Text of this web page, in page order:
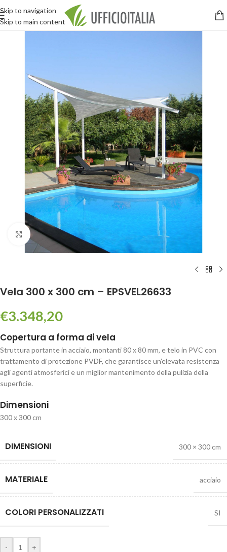
Skip to navigation
Skip to main content
Click to enlarge
Vela 300 x 300 cm – EPSVEL26633
€3.348,20
Copertura a forma di vela
Struttura portante in acciaio, montanti 80 x 80 mm, e telo in PVC con
trattamento di protezione PVDF, che garantisce un’elevata resistenza
agli agenti atmosferici e un miglior mantenimento della pulizia della
superficie.
Dimensioni
300 x 300 cm
DIMENSIONI 300 × 300 cm
MATERIALE acciaio
COLORI PERSONALIZZATI SI
- +